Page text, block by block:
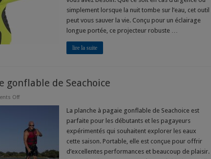
simplement lorsque la nuit tombe sur l’eau, cet outil
peut vous sauver la vie. Conçu pour un éclairage
longue portée, ce projecteur robuste …
lire la suite
gonflable de Seachoice
Offon
pagaie
gonflable
de
Seachoice
La planche à pagaie gonflable de Seachoice est
parfaite pour les débutants et les pagayeurs
expérimentés qui souhaitent explorer les eaux
cette saison. Portable, elle est conçue pour offrir
d’excellentes performances et beaucoup de plaisir.